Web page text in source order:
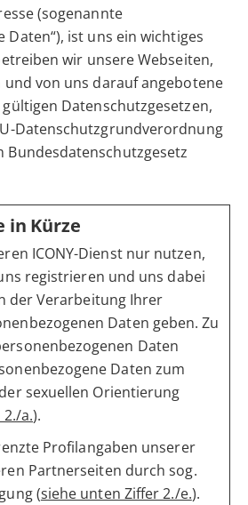
(sogenannte
Daten“), ist uns ein wichtiges
wir unsere Webseiten,
von uns darauf angebotene
Datenschutzgesetzen,
Datenschutzgrundverordnung
Bundesdatenschutzgesetz
in Kürze
ICONY-Dienst nur nutzen,
registrieren und uns dabei
der Verarbeitung Ihrer
Daten geben. Zu
Daten
Daten zum
sexuellen Orientierung
a.).
Profilangaben unserer
Partnerseiten durch sog.
(siehe unten Ziffer 2./e.).